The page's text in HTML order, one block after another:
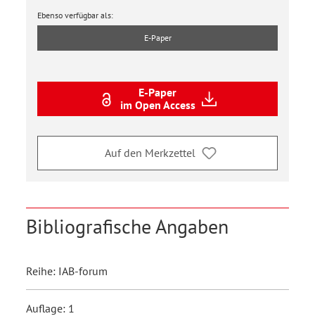
Ebenso verfügbar als:
E-Paper
E-Paper
im Open Access
Auf den Merkzettel
Bibliografische Angaben
Reihe: IAB-forum
Auflage: 1